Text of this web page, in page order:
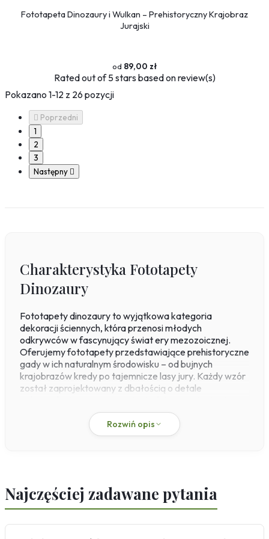
Fototapeta Dinozaury i Wulkan – Prehistoryczny Krajobraz
Jurajski
89,00 zł
Ratedout of 5 stars based onreview(s)
Pokazano 1-12 z 26 pozycji
 Poprzedni
1
2
3
Następny 
Charakterystyka Fototapety
Dinozaury
Fototapety dinozaury to wyjątkowa kategoria
dekoracji ściennych, która przenosi młodych
odkrywców w fascynujący świat ery mezozoicznej.
Oferujemy fototapety przedstawiające prehistoryczne
gady w ich naturalnym środowisku – od bujnych
krajobrazów kredy po tajemnicze lasy jury. Każdy wzór
został zaprojektowany z dbałością o detale
tylko ozdobą, ale i źródłem wiedzy o przyrodzie sprzed
milionów lat. Produkty drukowane są w naszej własnej
drukarni na flizelinie o gramaturze 200 g/m², co
sprawdzają się w pokoju dziecka, gdzie tworzą klimat
przygody i inspirują do kreatywnej zabawy. Sprawdzą
Rozwiń opis
Najczęściej zadawane pytania